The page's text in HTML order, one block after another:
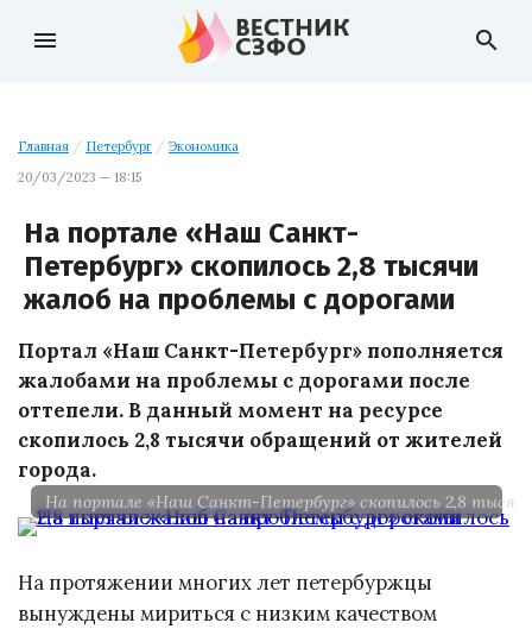
menu search
Главная / Петербург / Экономика
20/03/2023 — 18:15
На портале «Наш Санкт-
Петербург» скопилось 2,8 тысячи
жалоб на проблемы с дорогами
Портал «Наш Санкт-Петербург» пополняется
жалобами на проблемы с дорогами после
оттепели. В данный момент на ресурсе
скопилось 2,8 тысячи обращений от жителей
города.
На портале «Наш Санкт-Петербург» скопилось 2,8
На протяжении многих лет петербуржцы
вынуждены мириться с низким качеством